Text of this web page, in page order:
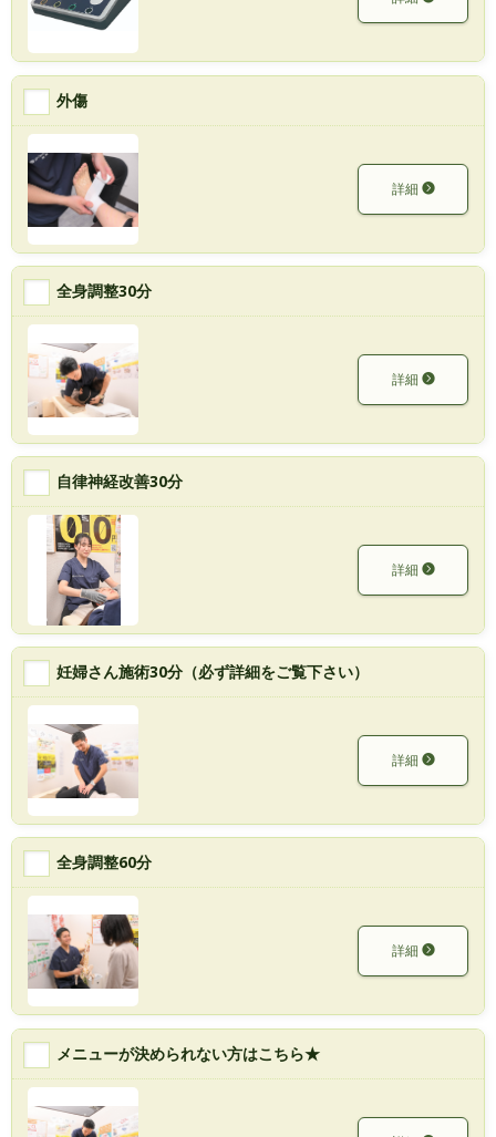
外傷
詳細
全身調整30分
詳細
自律神経改善30分
詳細
妊婦さん施術30分（必ず詳細をご覧下さい）
詳細
全身調整60分
詳細
メニューが決められない方はこちら★